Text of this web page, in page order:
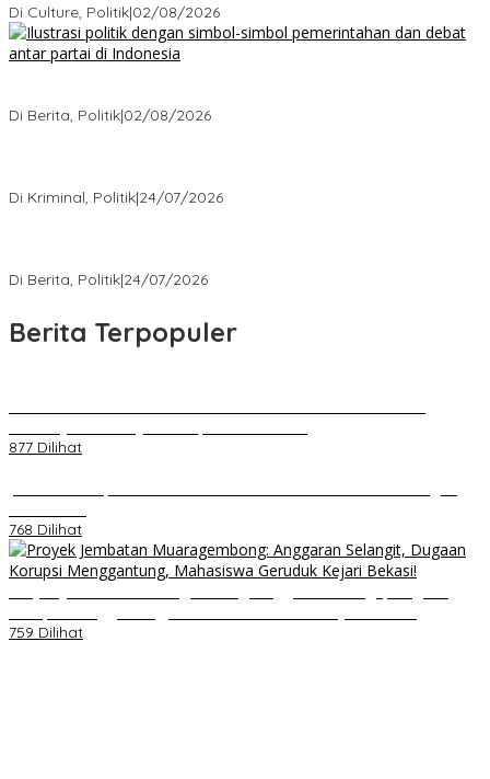
Di Culture, Politik|02/08/2026
Di Berita, Politik|02/08/2026
Di Kriminal, Politik|24/07/2026
Di Berita, Politik|24/07/2026
Berita Terpopuler
877 Dilihat
768 Dilihat
759 Dilihat